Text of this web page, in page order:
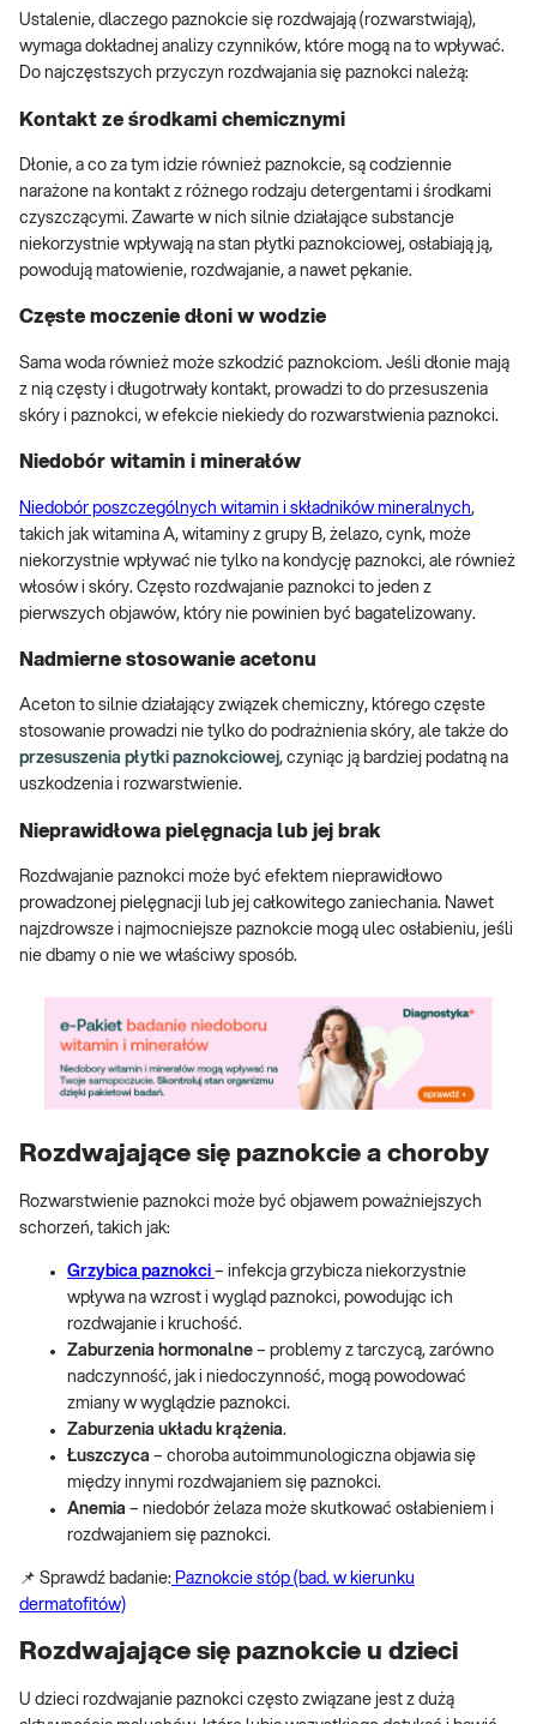
Ustalenie, dlaczego paznokcie się rozdwajają (rozwarstwiają),
wymaga dokładnej analizy czynników, które mogą na to wpływać.
Do najczęstszych przyczyn rozdwajania się paznokci należą:
Kontakt ze środkami chemicznymi
Dłonie, a co za tym idzie również paznokcie, są codziennie
narażone na kontakt z różnego rodzaju detergentami i środkami
czyszczącymi. Zawarte w nich silnie działające substancje
niekorzystnie wpływają na stan płytki paznokciowej, osłabiają ją,
powodują matowienie, rozdwajanie, a nawet pękanie.
Częste moczenie dłoni w wodzie
Sama woda również może szkodzić paznokciom. Jeśli dłonie mają
z nią częsty i długotrwały kontakt, prowadzi to do przesuszenia
skóry i paznokci, w efekcie niekiedy do rozwarstwienia paznokci.
Niedobór witamin i minerałów
Niedobór poszczególnych witamin i składników mineralnych,
takich jak witamina A, witaminy z grupy B, żelazo, cynk, może
niekorzystnie wpływać nie tylko na kondycję paznokci, ale również
włosów i skóry. Często rozdwajanie paznokci to jeden z
pierwszych objawów, który nie powinien być bagatelizowany.
Nadmierne stosowanie acetonu
Aceton to silnie działający związek chemiczny, którego częste
stosowanie prowadzi nie tylko do podrażnienia skóry, ale także do
przesuszenia płytki paznokciowej, czyniąc ją bardziej podatną na
uszkodzenia i rozwarstwienie.
Nieprawidłowa pielęgnacja lub jej brak
Rozdwajanie paznokci może być efektem nieprawidłowo
prowadzonej pielęgnacji lub jej całkowitego zaniechania. Nawet
najzdrowsze i najmocniejsze paznokcie mogą ulec osłabieniu, jeśli
nie dbamy o nie we właściwy sposób.
Rozdwajające się paznokcie a choroby
Rozwarstwienie paznokci może być objawem poważniejszych
schorzeń, takich jak:
Grzybica paznokci – infekcja grzybicza niekorzystnie
wpływa na wzrost i wygląd paznokci, powodując ich
rozdwajanie i kruchość.
Zaburzenia hormonalne – problemy z tarczycą, zarówno
nadczynność, jak i niedoczynność, mogą powodować
zmiany w wyglądzie paznokci.
Zaburzenia układu krążenia.
Łuszczyca – choroba autoimmunologiczna objawia się
między innymi rozdwajaniem się paznokci.
Anemia – niedobór żelaza może skutkować osłabieniem i
rozdwajaniem się paznokci.
📌 Sprawdź badanie: Paznokcie stóp (bad. w kierunku
dermatofitów)
Rozdwajające się paznokcie u dzieci
U dzieci rozdwajanie paznokci często związane jest z dużą